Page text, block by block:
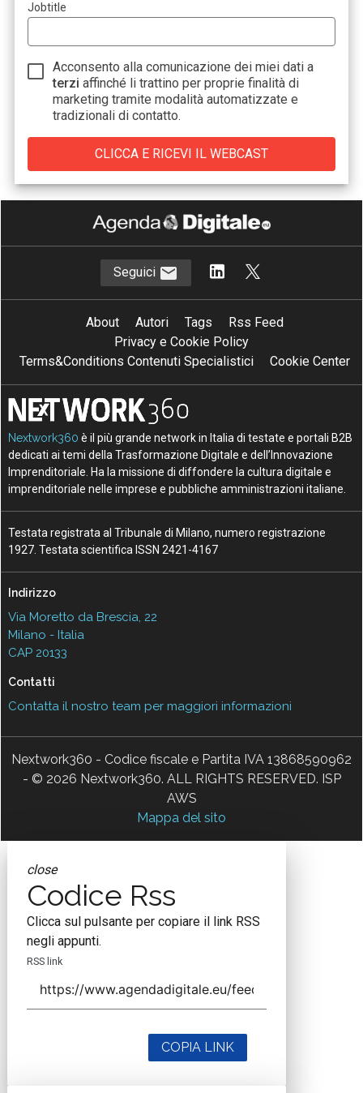
Jobtitle
Acconsento alla comunicazione dei miei dati a
terzi affinché li trattino per proprie finalità di
marketing tramite modalità automatizzate e
tradizionali di contatto.
Seguici
About Autori Tags
Rss Feed
Privacy e Cookie Policy
Terms&Conditions Contenuti Specialistici
Cookie Center
Nextwork360 è il più grande network in Italia di testate e portali B2B
dedicati ai temi della Trasformazione Digitale e dell’Innovazione
Imprenditoriale. Ha la missione di diffondere la cultura digitale e
imprenditoriale nelle imprese e pubbliche amministrazioni italiane.
Testata registrata al Tribunale di Milano, numero registrazione
1927. Testata scientifica ISSN 2421-4167
Indirizzo
Via Moretto da Brescia, 22
Milano - Italia
CAP 20133
Contatti
Contatta il nostro team per maggiori informazioni
Nextwork360 - Codice fiscale e Partita IVA 13868590962
- © 2026 Nextwork360. ALL RIGHTS RESERVED. ISP
AWS
Mappa del sito
close
Codice Rss
Clicca sul pulsante per copiare il link RSS
negli appunti.
RSS link
COPIA LINK